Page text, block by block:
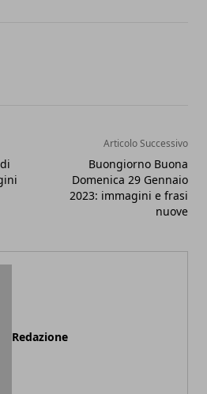
Articolo Successivo
Buongiorno Buona
Domenica 29 Gennaio
2023: immagini e frasi
nuove
Redazione